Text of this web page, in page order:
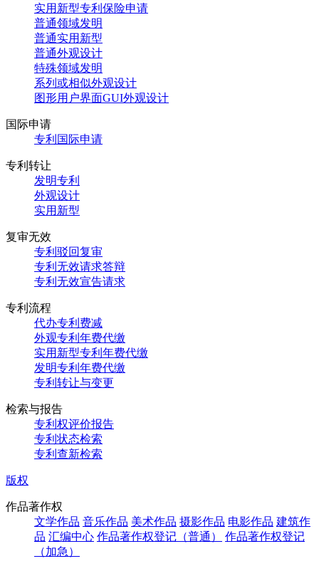
实用新型专利保险申请
普通领域发明
普通实用新型
普通外观设计
特殊领域发明
系列或相似外观设计
图形用户界面GUI外观设计
国际申请
专利国际申请
专利转让
发明专利
外观设计
实用新型
复审无效
专利驳回复审
专利无效请求答辩
专利无效宣告请求
专利流程
代办专利费减
外观专利年费代缴
实用新型专利年费代缴
发明专利年费代缴
专利转让与变更
检索与报告
专利权评价报告
专利状态检索
专利查新检索
版权
作品著作权
文学作品 音乐作品 美术作品 摄影作品 电影作品 建筑作
品 汇编中心 作品著作权登记（普通）
作品著作权登记
（加急）